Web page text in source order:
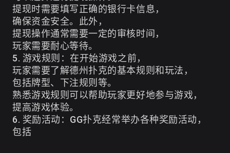
提现时需要填写正确的银行卡信息，
确保资金安全。此外，
提现操作通常需要一定的审核时间，
玩家需要耐心等待。
5. 游戏规则：在开始游戏之前，
玩家需要了解德州扑克的基本规则和玩法，
包括牌型、下注规则等。
熟悉游戏规则可以帮助玩家更好地参与游戏，
提高游戏体验。
6. 奖励活动：GG扑克经常举办各种奖励活动，
包括